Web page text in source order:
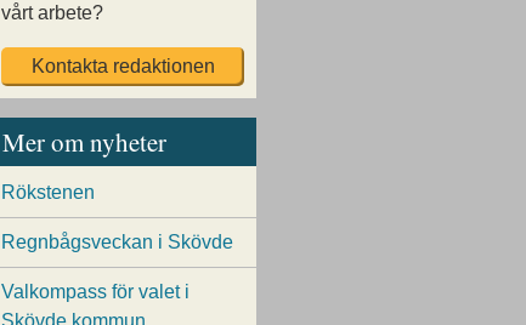
vårt arbete?
Kontakta redaktionen
Mer om nyheter
Rökstenen
Regnbågsveckan i Skövde
Valkompass för valet i